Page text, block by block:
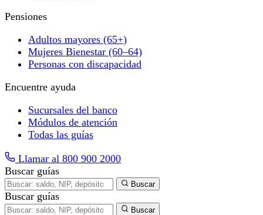
Pensiones
Adultos mayores (65+)
Mujeres Bienestar (60–64)
Personas con discapacidad
Encuentre ayuda
Sucursales del banco
Módulos de atención
Todas las guías
Llamar al 800 900 2000
Buscar guías
Buscar
Buscar guías
Buscar